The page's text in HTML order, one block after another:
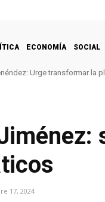
ECONOMÍA SOCIAL
Urge transformar la
17, 2024